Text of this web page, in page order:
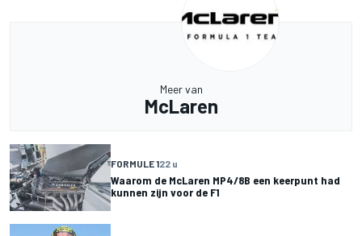
Meer van
McLaren
FORMULE 122 u
Waarom de McLaren MP4/8B een keerpunt had
kunnen zijn voor de F1